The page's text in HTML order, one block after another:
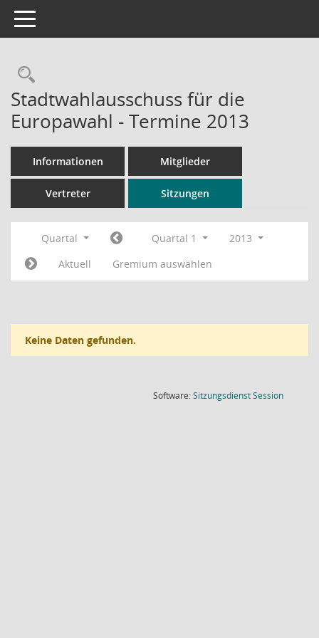
Toggle navigation
Rechercheauswahl
Stadtwahlausschuss für die
Europawahl - Termine 2013
Informationen Mitglieder
Vertreter Sitzungen
Quartal Quartal 1
2013
Aktuell
Gremium auswählen
Keine Daten gefunden.
Software:SitzungsdienstSession(Wird in